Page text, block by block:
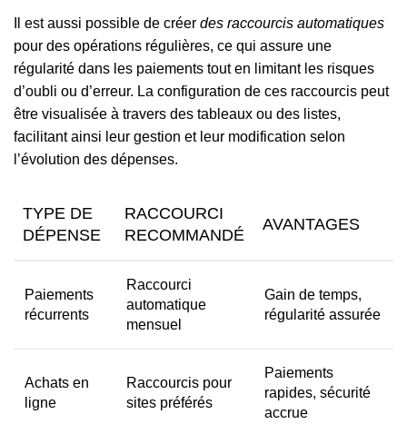
Il est aussi possible de créer des raccourcis automatiques
pour des opérations régulières, ce qui assure une
régularité dans les paiements tout en limitant les risques
d’oubli ou d’erreur. La configuration de ces raccourcis peut
être visualisée à travers des tableaux ou des listes,
facilitant ainsi leur gestion et leur modification selon
l’évolution des dépenses.
TYPE DE
DÉPENSE
RACCOURCI
RECOMMANDÉ
AVANTAGES
Paiements
récurrents
Raccourci
automatique
mensuel
Gain de temps,
régularité assurée
Achats en
ligne
Raccourcis pour
sites préférés
Paiements
rapides, sécurité
accrue